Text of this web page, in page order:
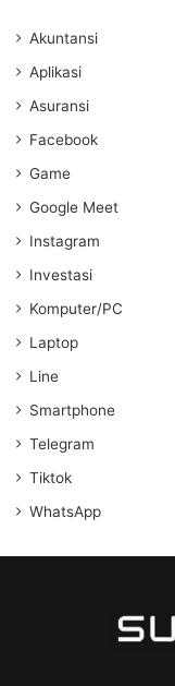
Akuntansi
Aplikasi
Asuransi
Facebook
Game
Google Meet
Instagram
Investasi
Komputer/PC
Laptop
Line
Smartphone
Telegram
Tiktok
WhatsApp